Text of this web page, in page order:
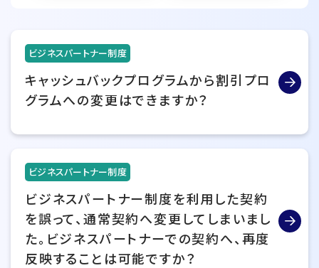
ビジネスパートナー制度
キャッシュバックプログラムから割引プロ
グラムへの変更はできますか？
ビジネスパートナー制度
ビジネスパートナー制度を利用した契約
を誤って、通常契約へ変更してしまいまし
た。ビジネスパートナーでの契約へ、再度
反映することは可能ですか？